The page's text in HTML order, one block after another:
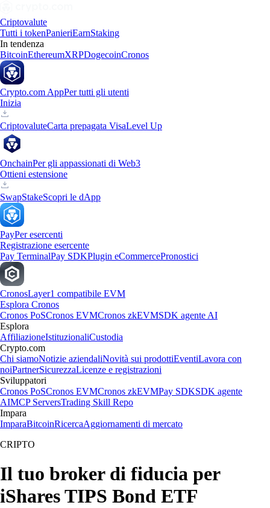
Criptovalute
Tutti i tokenPanieriEarnStaking
In tendenza
BitcoinEthereumXRPDogecoinCronos
Crypto.com AppPer tutti gli utenti
Inizia
CriptovaluteCarta prepagata VisaLevel Up
OnchainPer gli appassionati di Web3
Ottieni estensione
SwapStakeScopri le dApp
PayPer esercenti
Registrazione esercente
Pay TerminalPay SDKPlugin eCommercePronostici
CronosLayer1 compatibile EVM
Esplora Cronos
Cronos PoSCronos EVMCronos zkEVMSDK agente AI
Esplora
AffiliazioneIstituzionaliCustodia
Crypto.com
Chi siamoNotizie aziendaliNovità sui prodottiEventiLavora con
noiPartnerSicurezzaLicenze e registrazioni
Sviluppatori
Cronos PoSCronos EVMCronos zkEVMPay SDKSDK agente
AIMCP ServersTrading Skill Repo
Impara
ImparaBitcoinRicercaAggiornamenti di mercato
CRIPTO
Il tuo broker di fiducia per
iShares TIPS Bond ETF